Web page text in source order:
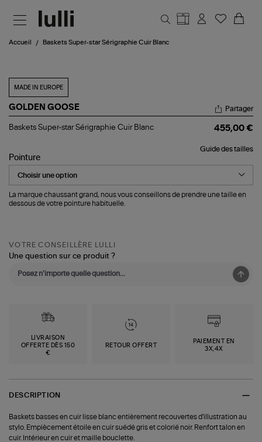
Accueil Baskets Super-star Sérigraphie Cuir Blanc
MADE IN EUROPE
GOLDEN GOOSE
Baskets
Sérigraphie
Cuir
Blanc
Partager
Baskets Super-star Sérigraphie Cuir Blanc 455,00 €
Guide des tailles
Pointure
La marque chaussant grand, nous vous conseillons de prendre une taille en
dessous de votre pointure habituelle.
VOTRE CONSEILLÈRE LULLI
Une question sur ce produit ?
LIVRAISON
OFFERTE DÈS 150
€
RETOUR OFFERT
PAIEMENT EN
3X,4X
DESCRIPTION
Baskets basses en cuir lisse blanc entièrement recouvertes d'illustration au
stylo. Empiècement étoile en cuir suédé gris et colorié noir. Renfort talon en
cuir. Intérieur en cuir et maille bouclette.